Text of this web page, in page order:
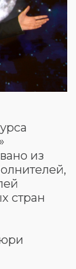
из
стран